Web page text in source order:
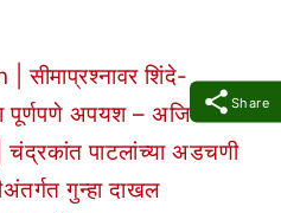
Share
शिंदे-
अपयश – अजित पवार
पाटलांच्या अडचणी
गुन्हा दाखल